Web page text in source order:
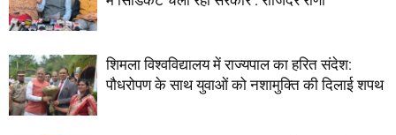
शिमला विश्वविद्यालय में राज्यपाल का हरित संदेश:
पौधरोपण के साथ युवाओं को नशामुक्ति की दिलाई शपथ